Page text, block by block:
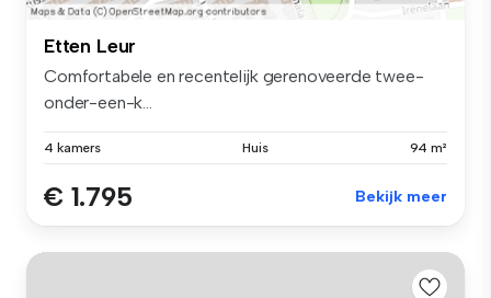
Etten Leur
Comfortabele en recentelijk gerenoveerde twee-
onder-een-k...
4 kamers Huis 94 m²
€ 1.795 Bekijk meer